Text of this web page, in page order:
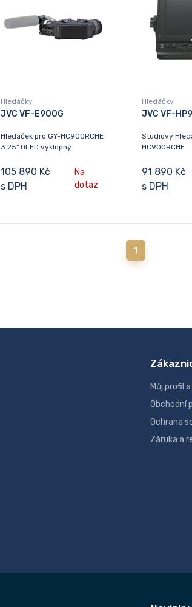
Hledáčky
JVC VF-E900G
Hledáček pro GY-HC900RCHE
3.25" OLED výklopný
105 890 Kč
s DPH
Na
dotaz
Hledáčky
JVC VF-
Studiový
HC900RCHE
91 890 Kč
s DPH
1
Můj profil
Obchodní
Ochrana
Záruka a